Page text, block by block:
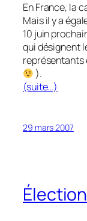
En France, la
Mais il y a
10 juin
qui désignent
représentants
).
(suite…)
29 mars 2007